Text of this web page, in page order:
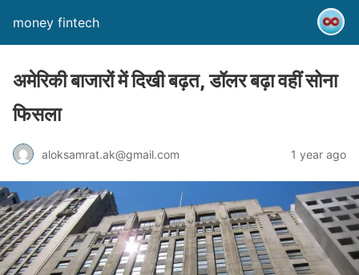
money fintech
अमेरिकी बाजारों में दिखी बढ़त, डॉलर बढ़ा वहीं सोना
फिसला
aloksamrat.ak@gmail.com 1 year ago